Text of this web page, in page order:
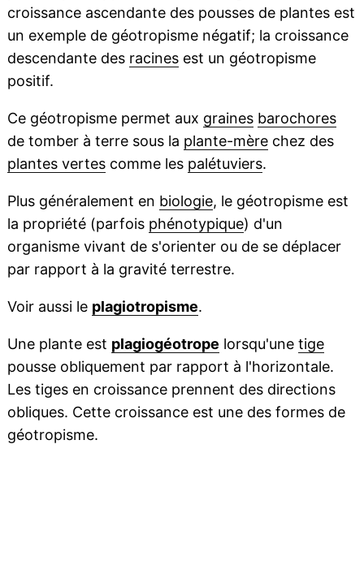
croissance ascendante des pousses de plantes est
un exemple de géotropisme négatif; la croissance
descendante des racinesest un géotropisme
positif.
Ce géotropisme permet aux graines barochores
de tomber à terre sous la plante-mèrechez des
plantes vertescomme les palétuviers.
Plus généralement en biologie, le géotropisme est
la propriété (parfois phénotypique) d'un
organisme vivant de s'orienter ou de se déplacer
par rapport à la gravité terrestre.
Voir aussi le plagiotropisme.
Une plante est plagiogéotrope lorsqu'une tige
pousse obliquement par rapport à l'horizontale.
Les tiges en croissance prennent des directions
obliques. Cette croissance est une des formes de
géotropisme.